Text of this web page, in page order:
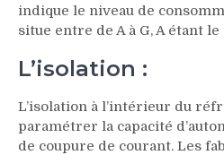
indique le niveau de
situe entre de A à G, A étant
L’isolation :
L’isolation à l’intérieur du
paramétrer la capacité
de coupure de courant. Les